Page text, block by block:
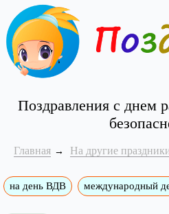
Поздравления с днем
Главная На другие
на день ВДВ международный